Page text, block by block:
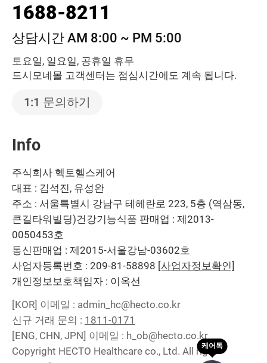
1688-8211
상담시간 AM 8:00 ~ PM 5:00
토요일, 일요일, 공휴일 휴무
드시모네몰 고객센터는 점심시간에도 계속 됩니다.
1:1 문의하기
Info
주식회사 헥토헬스케어
대표 : 김석진, 유성완
주소 : 서울특별시 강남구 테헤란로 223, 5층 (역삼동,
큰길타워빌딩)건강기능식품 판매업 : 제2013-
0050453호
통신판매업 : 제2015-서울강남-03602호
사업자등록번호 : 209-81-58898 [사업자정보확인]
개인정보보호책임자 : 이옥선
[KOR] 이메일 : admin_hc@hecto.co.kr
신규 거래 문의 : 1811-0171
[ENG, CHN, JPN] 이메일 : h_ob@hecto.co.kr
Copyright HECTO Healthcare co., Ltd. All right